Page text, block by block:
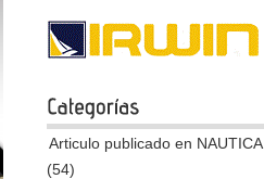
Articulo publicado en NAUTICA
(54)